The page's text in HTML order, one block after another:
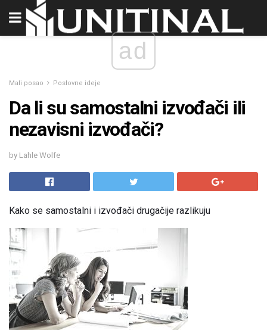
ad
Mali posao Poslovne ideje
Da li su samostalni izvođači ili
nezavisni izvođači?
by Lahle Wolfe
Kako se samostalni i izvođači drugačije razlikuju